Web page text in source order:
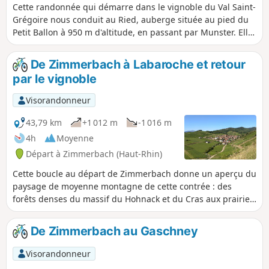
Cette randonnée qui démarre dans le vignoble du Val Saint-
Grégoire nous conduit au Ried, auberge située au pied du
Petit Ballon à 950 m d'altitude, en passant par Munster. Elle
passe par le cimetière militaire allemand de Breitenbach et
la Terrasse Napoléon.
De Zimmerbach à Labaroche et retour
par le vignoble
Visorandonneur
43,79 km
+1 012 m
-1 016 m
4h
Moyenne
Départ à Zimmerbach (Haut-Rhin)
Cette boucle au départ de Zimmerbach donne un aperçu du
paysage de moyenne montagne de cette contrée : des
forêts denses du massif du Hohnack et du Cras aux prairies
d'altitude de Labaroche avec un retour sur des chemins
panoramiques qui dominent des villages viticoles parmi les
plus pittoresques. Seule la montée à Labaroche est un peu
éprouvante mais se fait sur des chemins bien aménagés et
en pente régulière.
De Zimmerbach au Gaschney
Visorandonneur